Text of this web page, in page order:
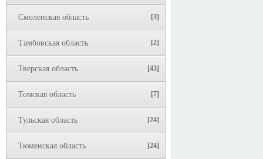
Смоленская область [3]
Тамбовская область [2]
Тверская область [43]
Томская область [7]
Тульская область [24]
Тюменская область [24]